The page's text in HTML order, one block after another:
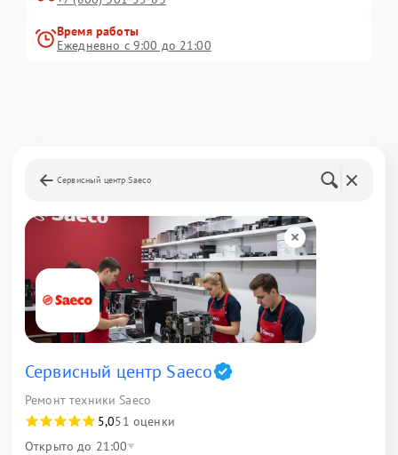
Время работы
Ежедневно с 9:00 до 21:00
Сервисный центр Saeco
Сервисный центр Saeco
Ремонт техники Saeco
5,051 оценки
Открыто до 21:00